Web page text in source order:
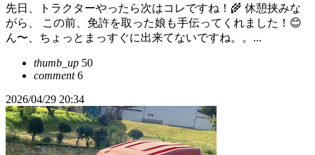
先日、トラクターやったら次はコレですね！🌾 休憩挟みな
がら、 この前、免許を取った娘も手伝ってくれました！😊
ん〜、ちょっとまっすぐに出来てないですね。。...
thumb_up 50
comment6
2026/04/29 20:34